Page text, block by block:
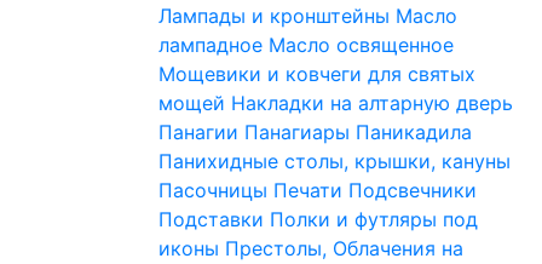
Лампады и кронштейны Масло
лампадное Масло освященное
Мощевики и ковчеги для святых
мощей Накладки на алтарную дверь
Панагии Панагиары Паникадила
Панихидные столы, крышки, кануны
Пасочницы Печати Подсвечники
Подставки Полки и футляры под
иконы Престолы, Облачения на